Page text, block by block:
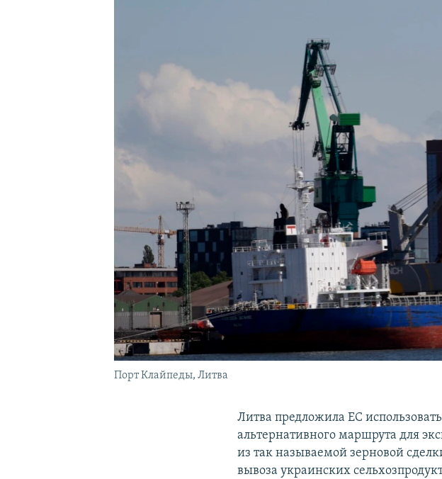
Порт Клайпеды, Литва
Литва предложила ЕС
альтернативного маршрута для
из так называемой зерновой
вывоза украинских